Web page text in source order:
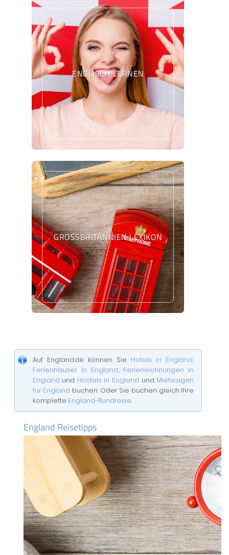
ENGLISCH LERNEN
GROSSBRITANNIEN LEXIKON
Auf England.de können Sie Hotels in England,
Ferienhäuser in England, Ferienwohnungen in
England und Hostels in England und Mietwagen
für England buchen. Oder Sie buchen gleich Ihre
komplette England-Rundreise.
England Reisetipps